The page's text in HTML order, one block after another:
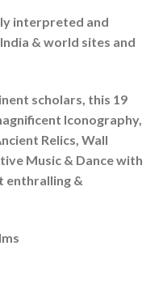
interpreted and
& world sites and
scholars, this 19
Iconography,
Relics, Wall
Music & Dance with
enthralling &